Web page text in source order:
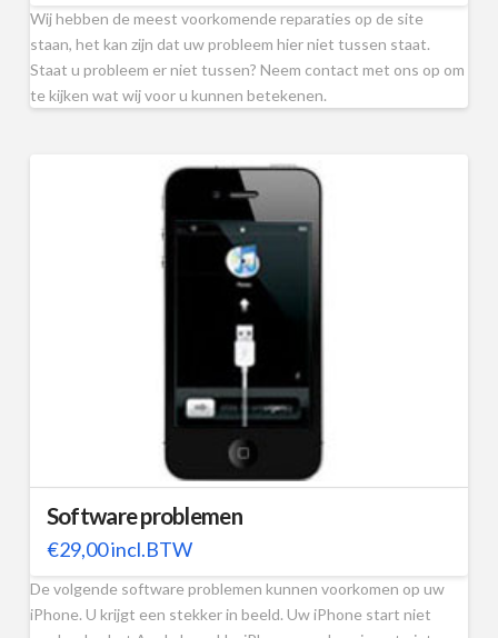
Wij hebben de meest voorkomende reparaties op de site
staan, het kan zijn dat uw probleem hier niet tussen staat.
Staat u probleem er niet tussen? Neem contact met ons op om
te kijken wat wij voor u kunnen betekenen.
Software problemen
€29,00incl.BTW
De volgende software problemen kunnen voorkomen op uw
iPhone. U krijgt een stekker in beeld. Uw iPhone start niet